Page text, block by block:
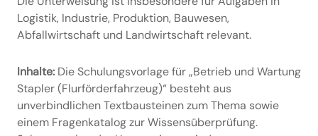
Logistik, Industrie, Produktion, Bauwesen,
Abfallwirtschaft und Landwirtschaft relevant.
Inhalte: Die Schulungsvorlage für „Betrieb und Wartung
Stapler (Flurförderfahrzeug)“ besteht aus
unverbindlichen Textbausteinen zum Thema sowie
einem Fragenkatalog zur Wissensüberprüfung.